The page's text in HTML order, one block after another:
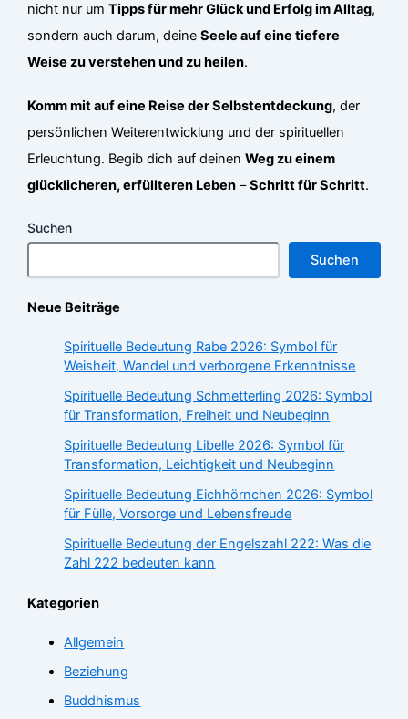
nicht nur umTipps für mehr Glück und Erfolg im Alltag,
sondern auch darum, deineSeele auf eine tiefere
Weise zu verstehen und zu heilen.
Komm mit auf eine Reise der Selbstentdeckung, der
persönlichen Weiterentwicklung und der spirituellen
Erleuchtung. Begib dich auf deinenWeg zu einem
glücklicheren, erfüllteren Leben –Schritt für Schritt.
Suchen
Suchen
Neue Beiträge
Spirituelle Bedeutung Rabe 2026: Symbol für
Weisheit, Wandel und verborgene Erkenntnisse
Spirituelle Bedeutung Schmetterling 2026: Symbol
für Transformation, Freiheit und Neubeginn
Spirituelle Bedeutung Libelle 2026: Symbol für
Transformation, Leichtigkeit und Neubeginn
Spirituelle Bedeutung Eichhörnchen 2026: Symbol
für Fülle, Vorsorge und Lebensfreude
Spirituelle Bedeutung der Engelszahl 222: Was die
Zahl 222 bedeuten kann
Kategorien
Allgemein
Beziehung
Buddhismus